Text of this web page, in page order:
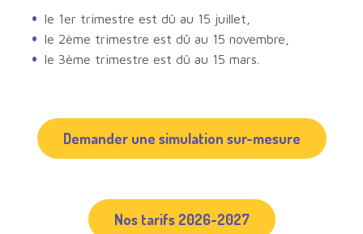
le 1er trimestre est dû au 15 juillet,
le 2ème trimestre est dû au 15 novembre,
le 3ème trimestre est dû au 15 mars.
Demander une simulation sur-mesure
Nos tarifs 2026-2027